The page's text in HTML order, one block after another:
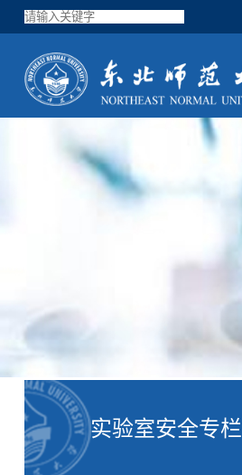
实验室安全专栏